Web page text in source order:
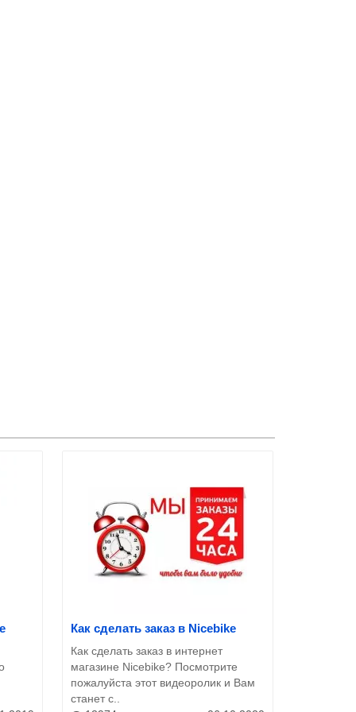
Как сделать заказ в Nicebike
Как сделать заказ в интернет
магазине Nicebike? Посмотрите
пожалуйста этот видеоролик и Вам
станет с..